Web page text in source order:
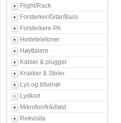
Flight/Rack
Forsterker/Gitar/Bass
Forsterkere PA
Hodetelefoner
Høyttalere
Kabler & plugger
Krakker & Stoler
Lys og tilbehør
Lydkort
Mikrofon/trådløst
Rekvisita